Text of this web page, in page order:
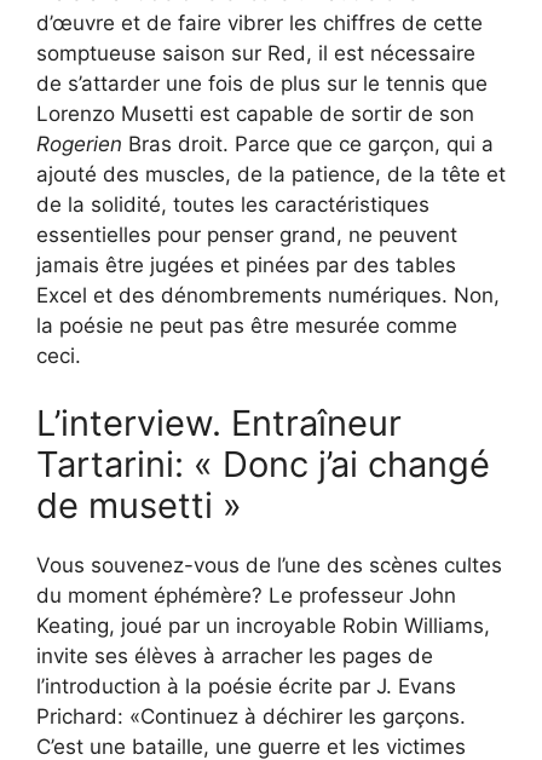
d’œuvre et de faire vibrer les chiffres de cette
somptueuse saison sur Red, il est nécessaire
de s’attarder une fois de plus sur le tennis que
Lorenzo Musetti est capable de sortir de son
Rogerien Bras droit. Parce que ce garçon, qui a
ajouté des muscles, de la patience, de la tête et
de la solidité, toutes les caractéristiques
essentielles pour penser grand, ne peuvent
jamais être jugées et pinées par des tables
Excel et des dénombrements numériques. Non,
la poésie ne peut pas être mesurée comme
ceci.
L’interview. Entraîneur
Tartarini: « Donc j’ai changé
de musetti »
Vous souvenez-vous de l’une des scènes cultes
du moment éphémère? Le professeur John
Keating, joué par un incroyable Robin Williams,
invite ses élèves à arracher les pages de
l’introduction à la poésie écrite par J. Evans
Prichard: «Continuez à déchirer les garçons.
C’est une bataille, une guerre et les victimes